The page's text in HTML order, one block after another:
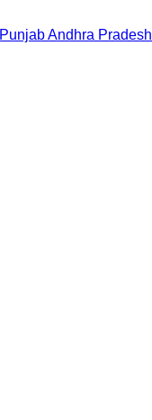
PunjabAndhra Pradesh